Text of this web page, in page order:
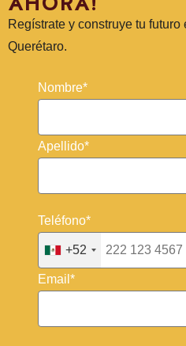
Regístrate y construye tu
Querétaro.
Nombre*
Apellido*
Teléfono*
+52
Email*